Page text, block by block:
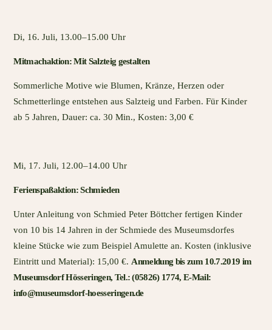
Di, 16. Juli, 13.00–15.00 Uhr
Mitmachaktion: Mit Salzteig gestalten
Sommerliche Motive wie Blumen, Kränze, Herzen oder
Schmetterlinge entstehen aus Salzteig und Farben. Für Kinder
ab 5 Jahren, Dauer: ca. 30 Min., Kosten: 3,00 €
Mi, 17. Juli, 12.00–14.00 Uhr
Ferienspaßaktion: Schmieden
Unter Anleitung von Schmied Peter Böttcher fertigen Kinder
von 10 bis 14 Jahren in der Schmiede des Museumsdorfes
kleine Stücke wie zum Beispiel Amulette an. Kosten (inklusive
Eintritt und Material): 15,00 €. Anmeldung bis zum 10.7.2019 im
Museumsdorf Hösseringen, Tel.: (05826) 1774, E-Mail:
info@museumsdorf-hoesseringen.de